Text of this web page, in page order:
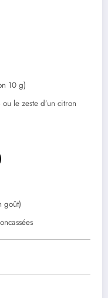
10 g)
ou le zeste d’un citron
goût)